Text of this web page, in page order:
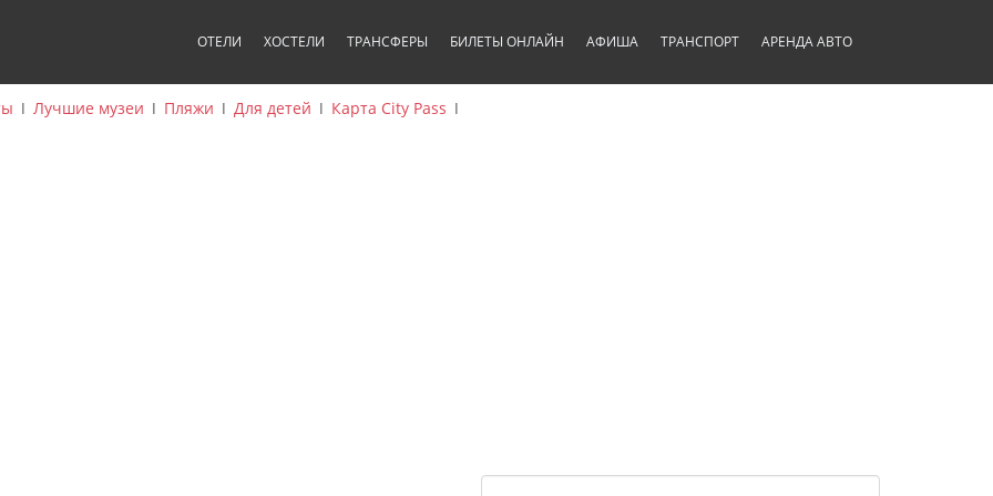
ОТЕЛИ ХОСТЕЛИ ТРАНСФЕРЫ БИЛЕТЫ ОНЛАЙН АФИША ТРАНСПОРТ АРЕНДА АВТО
ǀ Лучшие музеи ǀ Пляжи ǀ Для детей ǀ Карта City Pass ǀ